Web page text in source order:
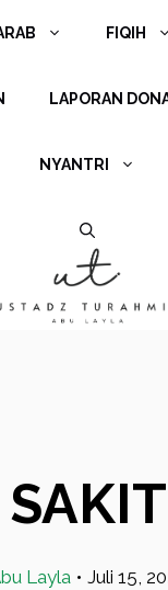
FIQIH
LAPORAN
NYANTRI
Layla • Juli 15,